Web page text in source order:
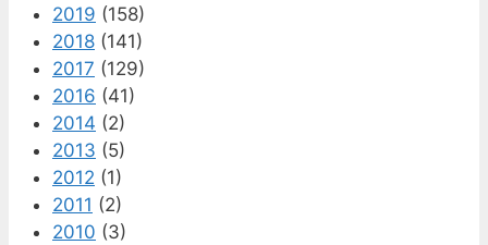
2019 (158)
2018 (141)
2017 (129)
2016 (41)
2014 (2)
2013 (5)
2012 (1)
2011 (2)
2010 (3)